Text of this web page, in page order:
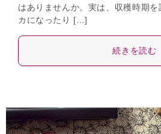
はありませんか。実は、収穫時期
カになったり […]
続きを読む